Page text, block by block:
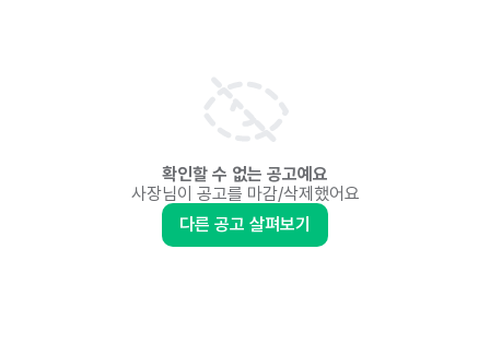
확인할 수 없는 공고예요
사장님이 공고를 마감/삭제했어요
다른 공고 살펴보기